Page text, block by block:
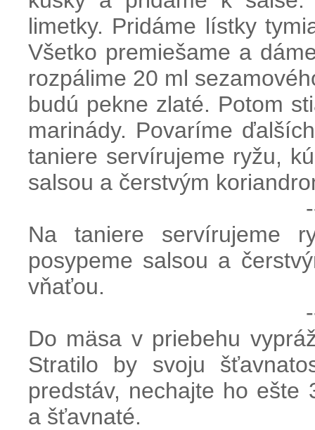
limetky. Pridáme lístky
Všetko premiešame a
rozpálime 20 ml
budú pekne zlaté. Potom
marinády. Povaríme
taniere servírujeme ryžu,
salsou a čerstvým
Na taniere servírujeme
posypeme salsou a
vňaťou.
Do mäsa v priebehu
Stratilo by svoju
predstáv, nechajte ho ešte
a šťavnaté.